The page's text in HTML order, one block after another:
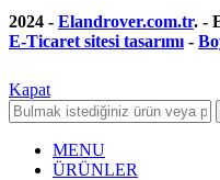
2024 - Elandrover.com.tr. -
E-Ticaret sitesi tasarımı -
Kapat
MENU
ÜRÜNLER